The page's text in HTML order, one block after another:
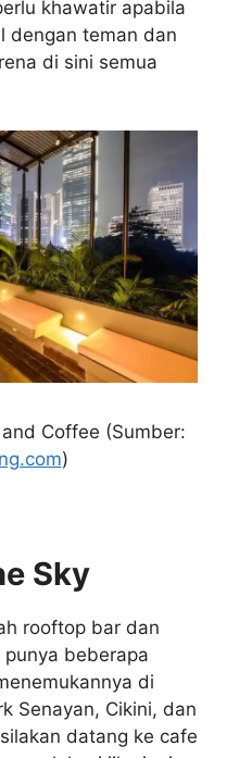
khawatir apabila
dengan teman dan
di sini semua
Coffee (Sumber:
)
Sky
rooftop bar dan
beberapa
di
Senayan, Cikini, dan
datang ke cafe